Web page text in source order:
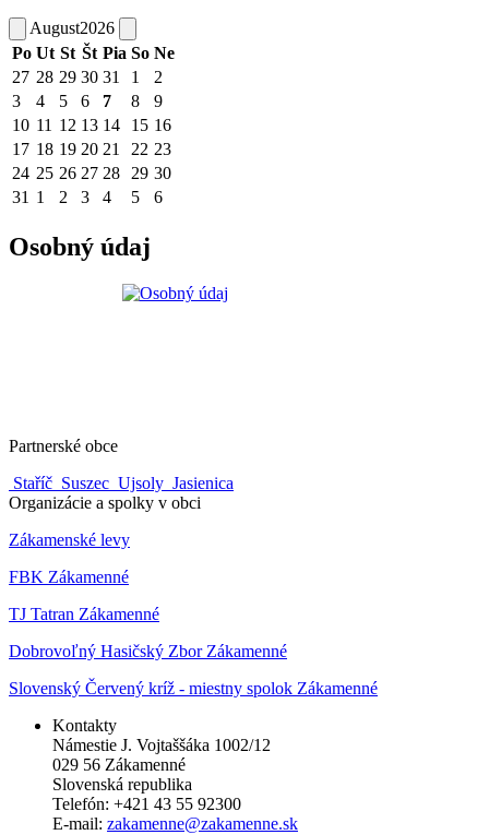
August2026
Po Ut St Št Pia So Ne
27 28 29 30 31 1
2
3
4 5 6 7 8
9
10 11 12 13 14 15 16
17 18 19 20 21 22 23
24 25 26 27 28 29 30
31 1 2 3 4 5 6
Osobný údaj
Partnerské obce
Staříč Suszec Ujsoly Jasienica
Organizácie a spolky v obci
Zákamenské levy
FBK Zákamenné
TJ Tatran Zákamenné
Dobrovoľný Hasičský Zbor Zákamenné
Slovenský Červený kríž - miestny spolok Zákamenné
Kontakty
Námestie J. Vojtaššáka 1002/12
029 56 Zákamenné
Slovenská republika
Telefón: +421 43 55 92300
E-mail: zakamenne@zakamenne.sk